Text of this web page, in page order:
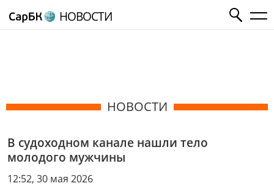
НОВОСТИ
НОВОСТИ
В судоходном канале нашли тело
молодого мужчины
12:52, 30 мая 2026